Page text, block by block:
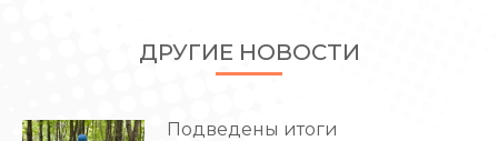
ДРУГИЕ НОВОСТИ
Подведены итоги